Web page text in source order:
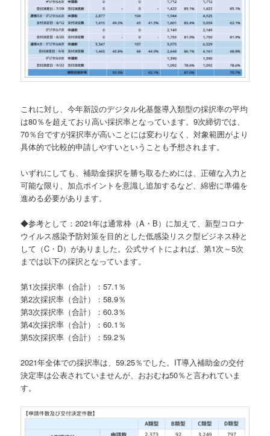
これに対し、今年新設のデジタル化基盤導入類型の採択率の平均
は80％を超えており高い採択率となっています。9次締切では、
70％台ですが採択率が高いことには変わりなく、対象範囲がより
具体的で比較的申請しやすいということも予想されます。
いずれにしても、補助金採択を勝ち取るためには、正確な入力と
可能な限り、加点ポイントを意識し追加するなど、綿密に準備を
進める必要があります。
◆参考として：2021年は通常枠（A・B）に加えて、新型コロナ
ウイルス感染予防対策を目的とした低感染リスク型ビジネス枠と
して（C・D）がありました。公式サイトによれば、第1次～5次
までは以下の採択となっています。
第1次採択率（合計）：57.1％
第2次採択率（合計）：58.9％
第3次採択率（合計）：60.3％
第4次採択率（合計）：60.1％
第5次採択率（合計）：59.2％
2021年全体での採択率は、59.25％でした。IT導入補助金の交付
決定率は公表されていませんが、おおむね50％と言われていま
す。